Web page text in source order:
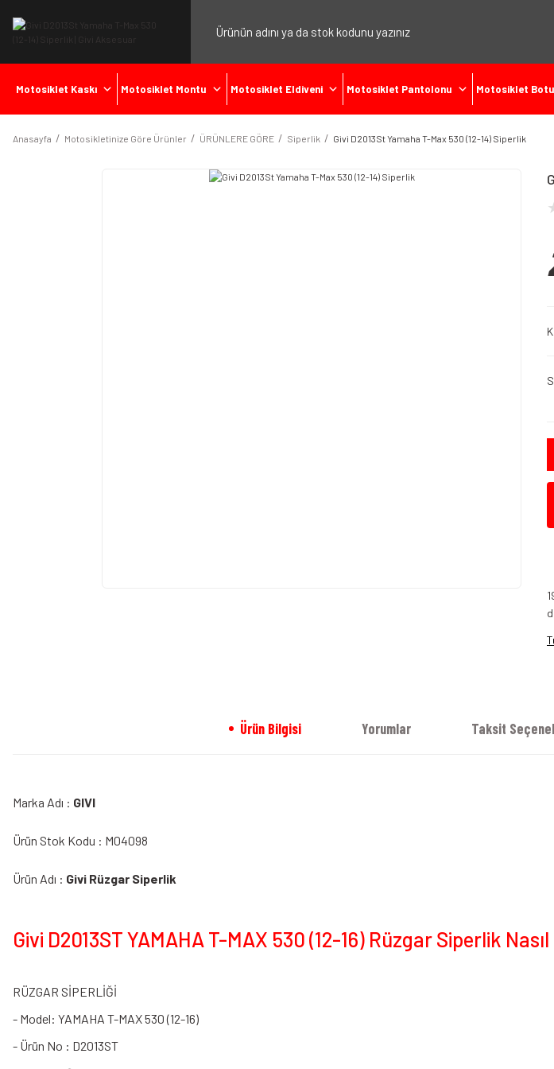
Motosiklet Kaskı Motosiklet Montu Motosiklet Eldiveni Motosiklet Pantolonu Motosiklet Botu
Anasayfa Motosikletinize Göre Ürünler ÜRÜNLERE GÖRE Siperlik Givi D2013St Yamaha T-Max 530 (12-14) Siperlik
Ürün Bilgisi Yorumlar Taksit
Marka Adı : GIVI
Ürün Stok Kodu : M04098
Ürün Adı : Givi Rüzgar Siperlik
Givi D2013ST YAMAHA T-MAX 530 (12-16) Rüzgar Siperlik Nasıl
RÜZGAR SİPERLİĞİ
- Model: YAMAHA T-MAX 530 (12-16)
- Ürün No : D2013ST